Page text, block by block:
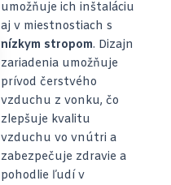
umožňuje ich inštaláciu
aj v miestnostiach s
nízkym stropom. Dizajn
zariadenia umožňuje
prívod čerstvého
vzduchu z vonku, čo
zlepšuje kvalitu
vzduchu vo vnútri a
zabezpečuje zdravie a
pohodlie ľudí v